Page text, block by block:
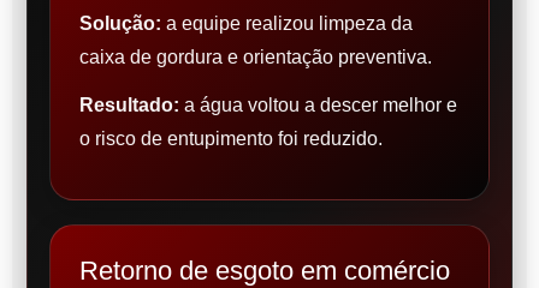
Solução: a equipe realizou limpeza da
caixa de gordura e orientação preventiva.
Resultado: a água voltou a descer melhor e
o risco de entupimento foi reduzido.
Retorno de esgoto em comércio